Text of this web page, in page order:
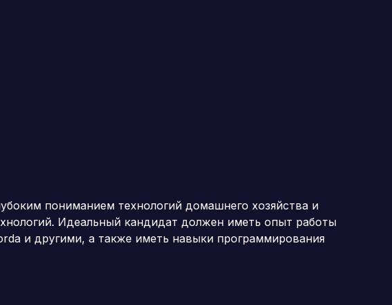
пониманием технологий домашнего хозяйства и
Идеальный кандидат должен иметь опыт работы
и другими, а также иметь навыки программирования